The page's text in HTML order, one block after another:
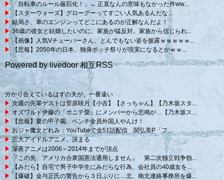
「自転車のルール厳罰化！」← 正直なんの意味もなかった件ww...
【スターウォーズ】グローグーってすごい人気あるんだな…
結局さ、車のエンジンってどこにあるのが正解なんだよ！
36歳の彼女と結婚したいのに、家族が猛反対。家族から信じられ...
【画像】人気Vチューバーさん、とんでもない姿を披露ｗｗｗｗｗ...
【悲報】2050年の日本、独身ボッチ祭りが現実になるとかｗｗ...
Powered by livedoor 相互RSS
分かり合えているはずの夫が、一番遠い
次週の先輩ゲストは菅原咲月【小吉】【さっちゃん】【乃木坂スタ...
オズワルド伊藤の「ポニテ愛」にメンバーから悲鳴が…【乃木坂ス...
【悲報】夏の甲子園、ベンチ全員外国人やんけ！
おジャ魔女どれみ：YouTubeで全51話配信 関弘美P「フ...
三大アイドルアニメ、決まる
深夜アニメは2006～2014年までが頂点
『この先、アメリカ合衆国憲法通用しません』 第二次独立戦争勃...
【みだら】自宅で男子中学生にみだらな行為、会社員の40歳女を...
【爆破】金与正氏の警告から３日ぶりに…北、南北連絡事務所を爆...